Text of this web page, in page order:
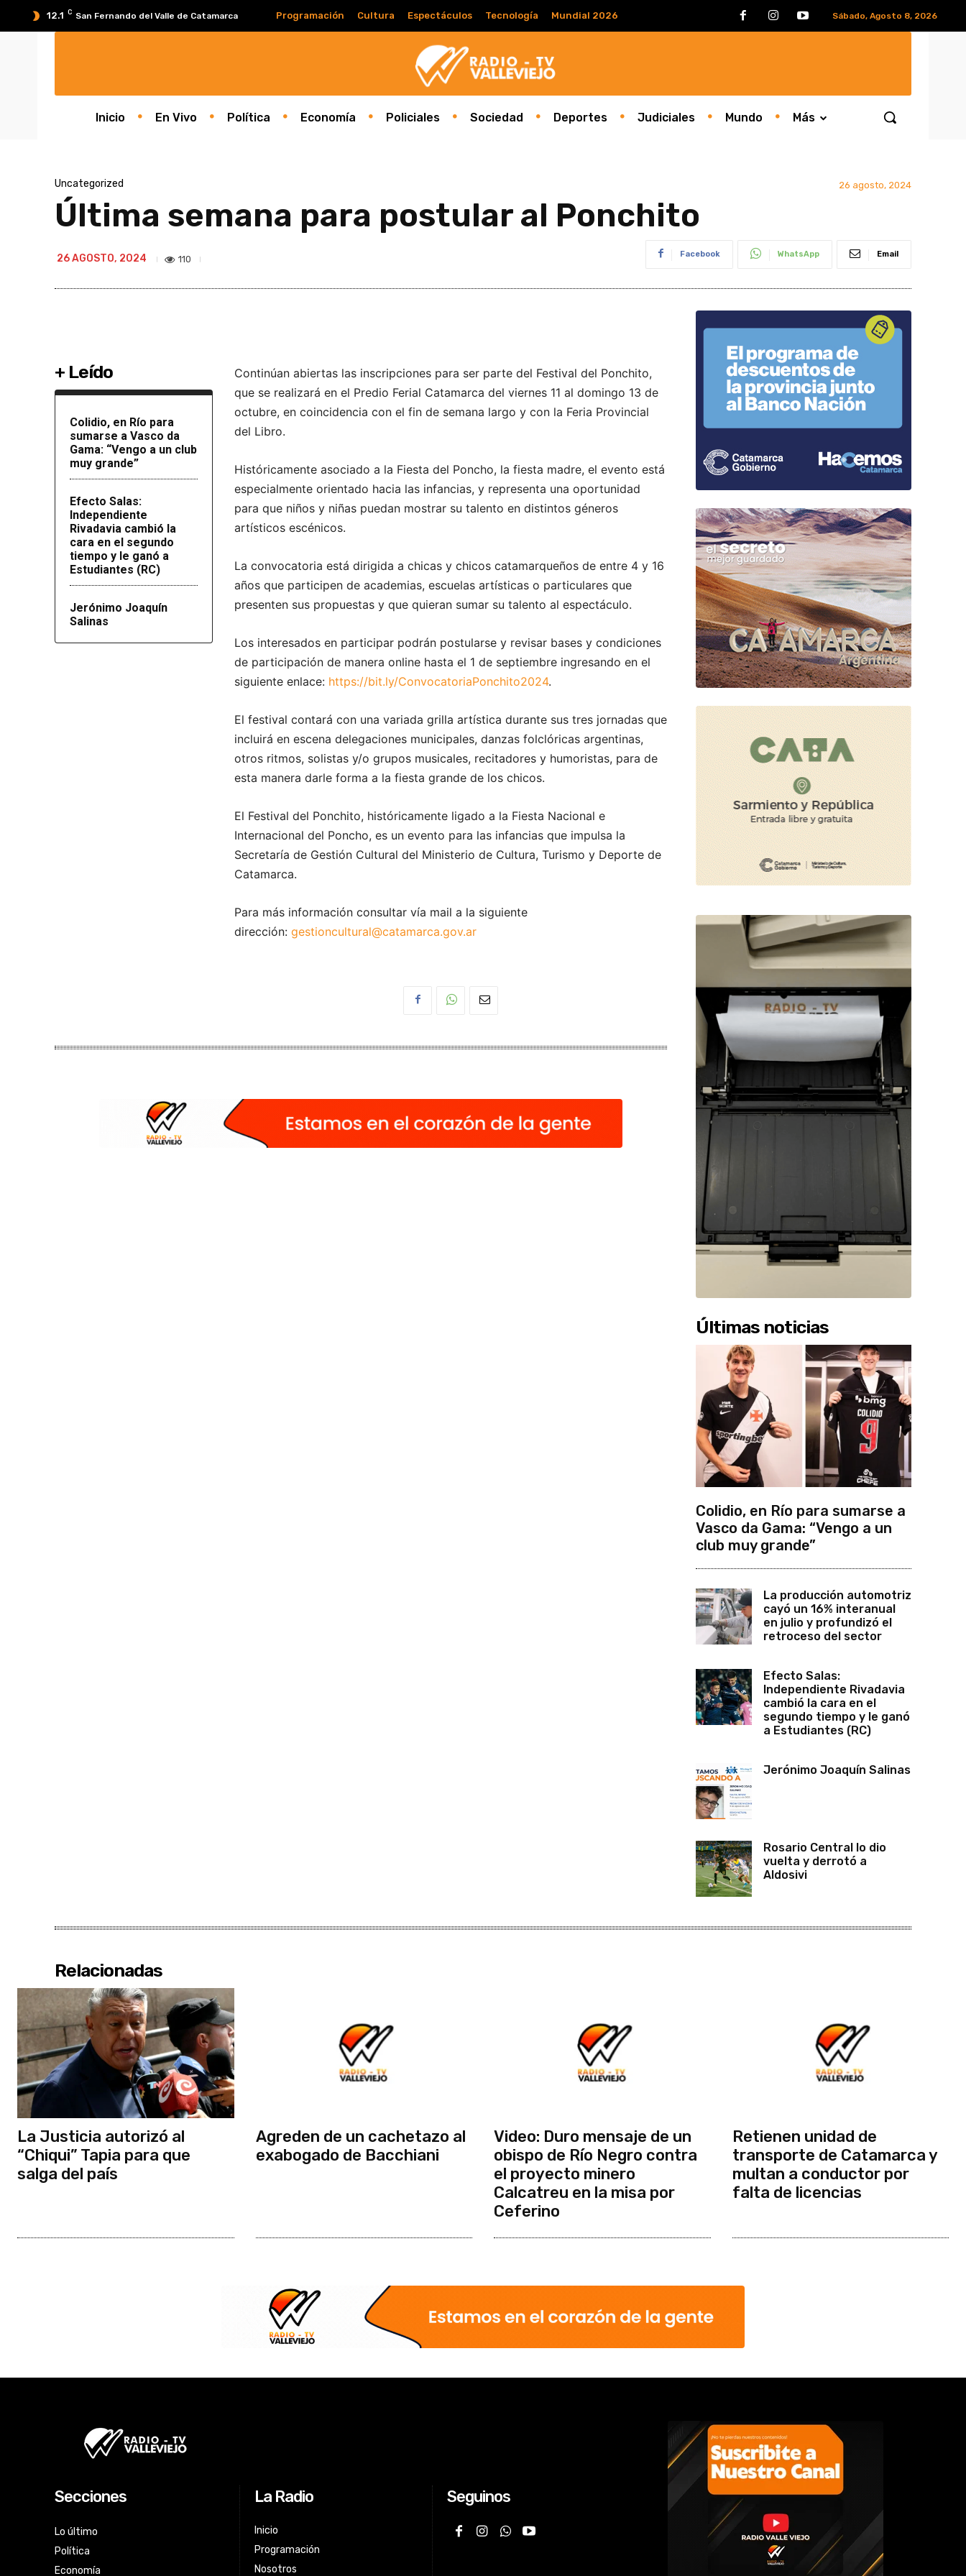
Sábado, Agosto 8, 2026
12.1 C San Fernando del Valle de Catamarca Programación Cultura Espectáculos Tecnología Mundial 2026
Inicio En Vivo Política Economía Policiales Sociedad Deportes Judiciales Mundo Más
Uncategorized 26 agosto, 2024
Última semana para postular al Ponchito
26 AGOSTO, 2024 110 Facebook WhatsApp Email
+ Leído
Colidio, en Río para
sumarse a Vasco da
Gama: “Vengo a un club
muy grande”
Efecto Salas:
Independiente
Rivadavia cambió la
cara en el segundo
tiempo y le ganó a
Estudiantes (RC)
Jerónimo Joaquín
Salinas
Continúan abiertas las inscripciones para ser parte del Festival del Ponchito,
que se realizará en el Predio Ferial Catamarca del viernes 11 al domingo 13 de
octubre, en coincidencia con el fin de semana largo y con la Feria Provincial
del Libro.
Históricamente asociado a la Fiesta del Poncho, la fiesta madre, el evento está
especialmente orientado hacia las infancias, y representa una oportunidad
para que niños y niñas puedan mostrar su talento en distintos géneros
artísticos escénicos.
La convocatoria está dirigida a chicas y chicos catamarqueños de entre 4 y 16
años que participen de academias, escuelas artísticas o particulares que
presenten sus propuestas y que quieran sumar su talento al espectáculo.
Los interesados en participar podrán postularse y revisar bases y condiciones
de participación de manera online hasta el 1 de septiembre ingresando en el
siguiente enlace: https://bit.ly/ConvocatoriaPonchito2024.
El festival contará con una variada grilla artística durante sus tres jornadas que
incluirá en escena delegaciones municipales, danzas folclóricas argentinas,
otros ritmos, solistas y/o grupos musicales, recitadores y humoristas, para de
esta manera darle forma a la fiesta grande de los chicos.
El Festival del Ponchito, históricamente ligado a la Fiesta Nacional e
Internacional del Poncho, es un evento para las infancias que impulsa la
Secretaría de Gestión Cultural del Ministerio de Cultura, Turismo y Deporte de
Catamarca.
Para más información consultar vía mail a la siguiente
dirección: gestioncultural@catamarca.gov.ar
Últimas noticias
Colidio, en Río para sumarse a
Vasco da Gama: “Vengo a un
club muy grande”
La producción automotriz
cayó un 16% interanual
en julio y profundizó el
retroceso del sector
Efecto Salas:
Independiente Rivadavia
cambió la cara en el
segundo tiempo y le ganó
a Estudiantes (RC)
Jerónimo Joaquín Salinas
Rosario Central lo dio
vuelta y derrotó a
Aldosivi
Relacionadas
La Justicia autorizó al
“Chiqui” Tapia para que
salga del país
Agreden de un cachetazo al
exabogado de Bacchiani
Video: Duro mensaje de un
obispo de Río Negro contra
el proyecto minero
Calcatreu en la misa por
Ceferino
Retienen unidad de
transporte de Catamarca y
multan a conductor por
falta de licencias
Secciones
Lo último
Política
Economía
La Radio
Inicio
Programación
Nosotros
Seguinos